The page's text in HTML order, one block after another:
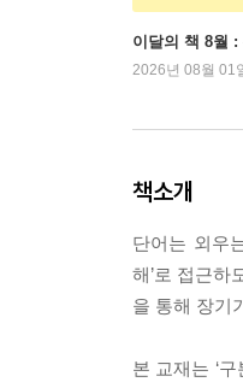
이달의 책 8월 :
2026년 08월 01
책소개
단어는 외우
해’로 접근하
을 통해 장기
본 교재는 ‘